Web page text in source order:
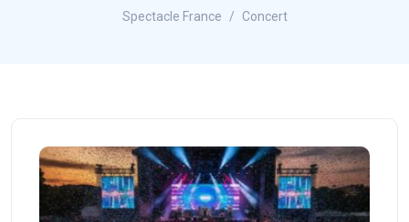
Spectacle France Concert